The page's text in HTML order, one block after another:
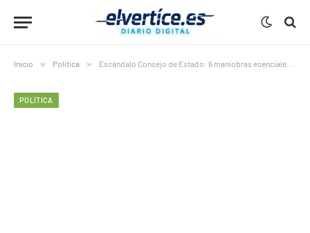
Inicio » Política » Escándalo Consejo de Estado: 6 maniobras esenciales de Carmen Calvo para avalar el blindaje del aborto
POLÍTICA